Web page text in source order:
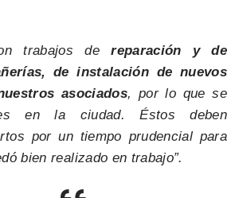
trabajos dereparación y de
de instalación de nuevos
asociados, por lo que se
en la ciudad. Éstos deben
por un tiempo prudencial para
bien realizado en trabajo”.